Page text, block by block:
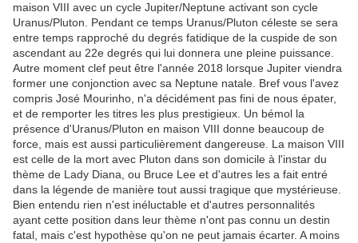
maison VIII avec un cycle Jupiter/Neptune activant son cycle
Uranus/Pluton. Pendant ce temps Uranus/Pluton céleste se sera
entre temps rapproché du degrés fatidique de la cuspide de son
ascendant au 22e degrés qui lui donnera une pleine puissance.
Autre moment clef peut être l'année 2018 lorsque Jupiter viendra
former une conjonction avec sa Neptune natale. Bref vous l'avez
compris José Mourinho, n'a décidément pas fini de nous épater,
et de remporter les titres les plus prestigieux. Un bémol la
présence d'Uranus/Pluton en maison VIII donne beaucoup de
force, mais est aussi particulièrement dangereuse. La maison VIII
est celle de la mort avec Pluton dans son domicile à l'instar du
thème de Lady Diana, ou Bruce Lee et d'autres les a fait entré
dans la légende de manière tout aussi tragique que mystérieuse.
Bien entendu rien n'est inéluctable et d'autres personnalités
ayant cette position dans leur thème n'ont pas connu un destin
fatal, mais c'est hypothèse qu'on ne peut jamais écarter. A moins